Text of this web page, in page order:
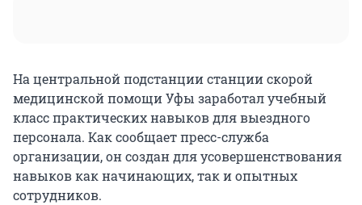
На центральной подстанции станции скорой
медицинской помощи Уфы заработал учебный
класс практических навыков для выездного
персонала. Как сообщает пресс-служба
организации, он создан для усовершенствования
навыков как начинающих, так и опытных
сотрудников.